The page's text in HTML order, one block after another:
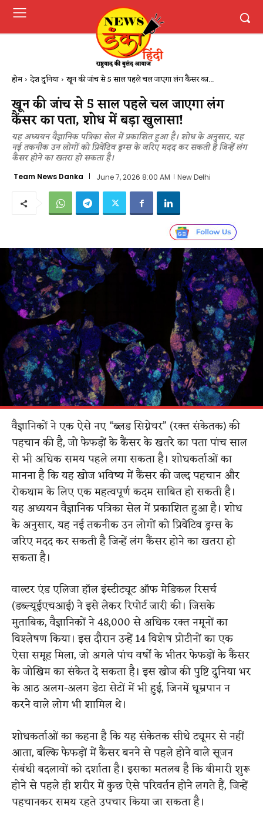
होम देश दुनिया खून की जांच से 5 साल पहले चल जाएगा लंग कैंसर का...
खून की जांच से 5 साल पहले चल जाएगा लंग
कैंसर का पता, शोध में बड़ा खुलासा!
यह अध्ययन वैज्ञानिक पत्रिका सेल में प्रकाशित हुआ है। शोध के अनुसार, यह
नई तकनीक उन लोगों को प्रिवेंटिव ड्रग्स के जरिए मदद कर सकती है जिन्हें लंग
कैंसर होने का खतरा हो सकता है।
Team News Danka June 7, 2026 8:00 AM New Delhi
वैज्ञानिकों ने एक ऐसे नए “ब्लड सिग्नेचर” (रक्त संकेतक) की
पहचान की है, जो फेफड़ों के कैंसर के खतरे का पता पांच साल
से भी अधिक समय पहले लगा सकता है। शोधकर्ताओं का
मानना है कि यह खोज भविष्य में कैंसर की जल्द पहचान और
रोकथाम के लिए एक महत्वपूर्ण कदम साबित हो सकती है।
यह अध्ययन वैज्ञानिक पत्रिका सेल में प्रकाशित हुआ है। शोध
के अनुसार, यह नई तकनीक उन लोगों को प्रिवेंटिव ड्रग्स के
जरिए मदद कर सकती है जिन्हें लंग कैंसर होने का खतरा हो
सकता है।
वाल्टर एंड एलिजा हॉल इंस्टीट्यूट ऑफ मेडिकल रिसर्च
(डब्ल्यूईएचआई) ने इसे लेकर रिपोर्ट जारी की। जिसके
मुताबिक, वैज्ञानिकों ने 48,000 से अधिक रक्त नमूनों का
विश्लेषण किया। इस दौरान उन्हें 14 विशेष प्रोटीनों का एक
ऐसा समूह मिला, जो अगले पांच वर्षों के भीतर फेफड़ों के कैंसर
के जोखिम का संकेत दे सकता है। इस खोज की पुष्टि दुनिया भर
के आठ अलग-अलग डेटा सेटों में भी हुई, जिनमें धूम्रपान न
करने वाले लोग भी शामिल थे।
शोधकर्ताओं का कहना है कि यह संकेतक सीधे ट्यूमर से नहीं
आता, बल्कि फेफड़ों में कैंसर बनने से पहले होने वाले सूजन
संबंधी बदलावों को दर्शाता है। इसका मतलब है कि बीमारी शुरू
होने से पहले ही शरीर में कुछ ऐसे परिवर्तन होने लगते हैं, जिन्हें
पहचानकर समय रहते उपचार किया जा सकता है।